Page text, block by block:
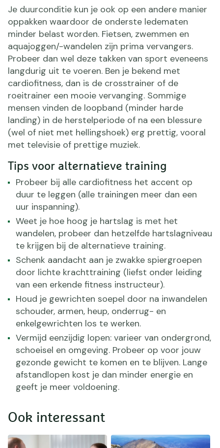
Je duurconditie kun je ook op een andere manier
oppakken waardoor de onderste ledematen
minder belast worden. Fietsen, zwemmen en
aquajoggen/-wandelen zijn prima vervangers.
Probeer dan wel deze takken van sport eveneens
langdurig uit te voeren. Ben je bekend met
cardiofitness, dan is de crosstrainer of de
roeitrainer een mooie vervanging. Sommige
mensen vinden de loopband (minder harde
landing) in de herstelperiode of na een blessure
(wel of niet met hellingshoek) erg prettig, vooral
met televisie of prettige muziek.
Tips voor alternatieve training
Probeer bij alle cardiofitness het accent op
duur te leggen (alle trainingen meer dan een
uur inspanning).
Weet je hoe hoog je hartslag is met het
wandelen, probeer dan hetzelfde hartslagniveau
te krijgen bij de alternatieve training.
Schenk aandacht aan je zwakke spiergroepen
door lichte krachttraining (liefst onder leiding
van een erkende fitness instructeur).
Houd je gewrichten soepel door na inwandelen
schouder, armen, heup, onderrug- en
enkelgewrichten los te werken.
Vermijd eenzijdig lopen: varieer van ondergrond,
schoeisel en omgeving. Probeer op voor jouw
gezonde gewicht te komen en te blijven. Lange
afstandlopen kost je dan minder energie en
geeft je meer voldoening.
Ook interessant